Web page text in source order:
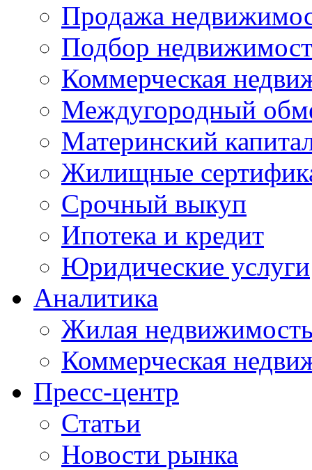
Продажа
Подбор
Коммерческая
Междугородный
Материнский
Жилищные
Срочный выкуп
Ипотека и кредит
Юридические услуги
Аналитика
Жилая
Коммерческая
Пресс-центр
Статьи
Новости рынка